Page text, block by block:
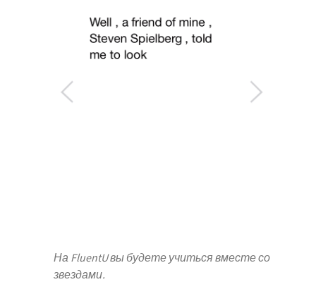
На FluentU вы будете учиться вместе со
звездами.